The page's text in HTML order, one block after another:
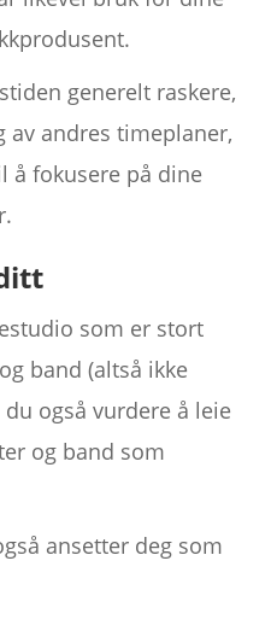
generelt raskere,
av andres timeplaner,
å fokusere på dine
som er stort
band (altså ikke
også vurdere å leie
og band som
ansetter deg som